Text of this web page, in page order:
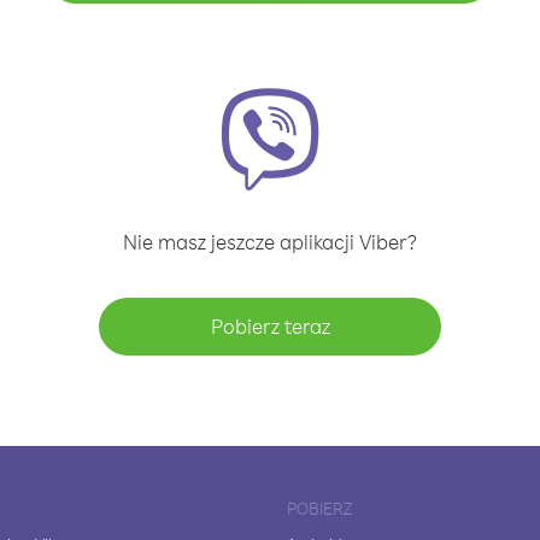
Nie masz jeszcze aplikacji Viber?
Pobierz teraz
POBIERZ